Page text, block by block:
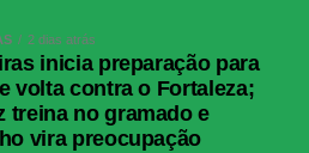
2 dias atrás
inicia preparação para
volta contra o Fortaleza;
treina no gramado e
vira preocupação